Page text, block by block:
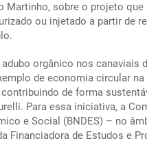
Martinho, sobre o projeto que
ou injetado a partir de
orgânico nos canaviais
de economia circular na
de forma
Para essa iniciativa, a
e Social (BNDES) – no
Financiadora de Estudos e